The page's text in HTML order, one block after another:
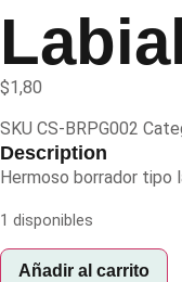
$1,80
SKU CS-BRPG002
Description
Hermoso borrador
1 disponibles
Añadir al carrito